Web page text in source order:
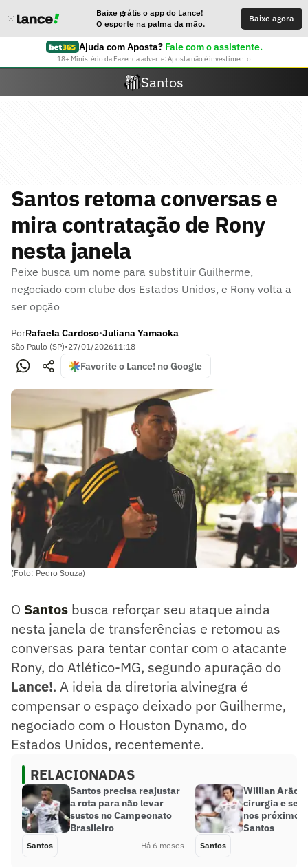
Baixe grátis o app do Lance!
O esporte na palma da mão.
Baixe agora
Ajuda com Aposta? Fale com o assistente.
18+ Ministério da Fazenda adverte: Aposta não é investimento
Santos
Santos retoma conversas e
mira contratação de Rony
nesta janela
Peixe busca um nome para substituir Guilherme,
negociado com clube dos Estados Unidos, e Rony volta a
ser opção
PorRafaela Cardoso•Juliana Yamaoka
São Paulo (SP)•27/01/202611:18
Favorite o Lance! no Google
(Foto: Pedro Souza)
O Santos busca reforçar seu ataque ainda
nesta janela de transferências e retomou as
conversas para tentar contar com o atacante
Rony, do Atlético-MG, segundo apuração do
Lance!. A ideia da diretoria alvinegra é
compensar o espaço deixado por Guilherme,
negociado com o Houston Dynamo, do
Estados Unidos, recentemente.
RELACIONADAS
Santos precisa reajustar
a rota para não levar
sustos no Campeonato
Brasileiro
Santos Há 6 meses
Willian Arão
cirurgia e
nos próximos
Santos
Santos